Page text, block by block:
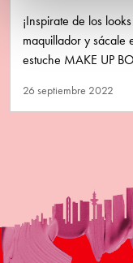
¡Inspirate de los
maquillador y sácale
estuche MAKE UP
26 septiembre 2022